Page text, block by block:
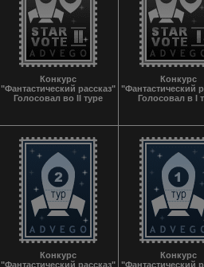
Конкурс
"Фантастический рассказ"
Голосовал во II туре
Конкурс
"Фантастический
Голосовал в I
Конкурс
"Фантастический рассказ"
Конкурс
"Фантастический